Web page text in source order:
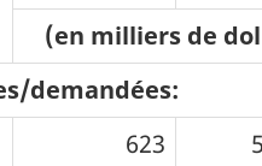
(en milliers de
demandées:
623